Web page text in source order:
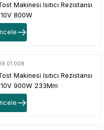
Makinesi Isıtıcı Rezistansı
800W
Makinesi Isıtıcı Rezistansı
900W 233Mm